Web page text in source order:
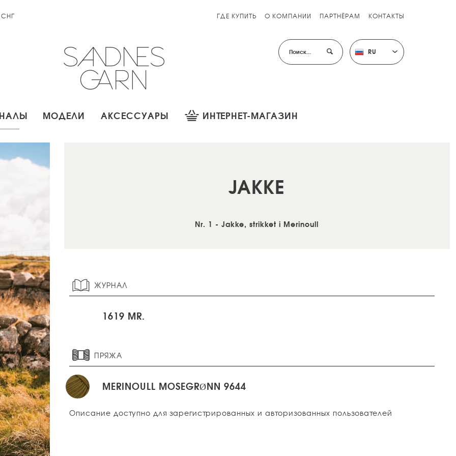
ГДЕ КУПИТЬ О КОМПАНИИ ПАРТНЁРАМ КОНТАКТЫ
RU
МОДЕЛИ АКСЕССУАРЫ ИНТЕРНЕТ-МАГАЗИН
JAKKE
Nr. 1 - Jakke, strikket i Merinoull
ЖУРНАЛ
1619 MR.
ПРЯЖА
MERINOULL MOSEGRØNN 9644
Описание доступно для зарегистрированных и авторизованных пользователей